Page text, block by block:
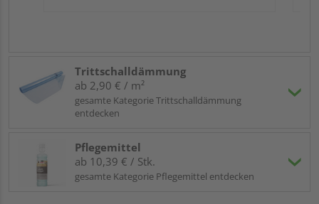
Trittschalldämmung
ab 2,90 € / m²
gesamte Kategorie Trittschalldämmung
entdecken
Pflegemittel
ab 10,39 € / Stk.
gesamte Kategorie Pflegemittel entdecken